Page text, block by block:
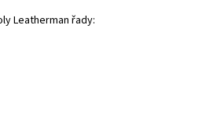
Leatherman řady: